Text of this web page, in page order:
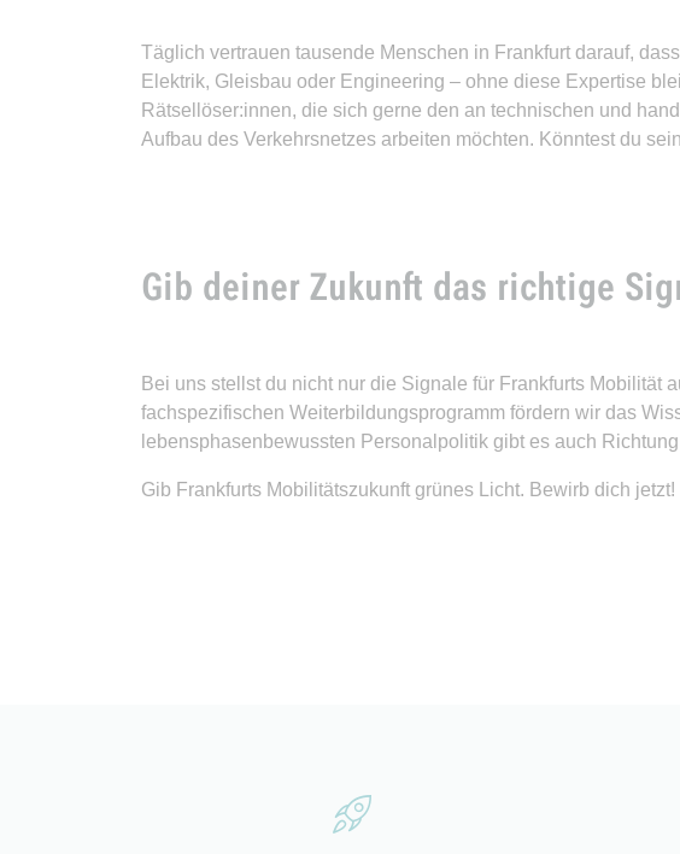
Täglich vertrauen tausende Menschen in Frankfurt darauf,
Elektrik, Gleisbau oder Engineering – ohne diese Expertise
Rätsellöser:innen, die sich gerne den an technischen und
Aufbau des Verkehrsnetzes arbeiten möchten. Könntest du
Gib deiner Zukunft das richtige
Bei uns stellst du nicht nur die Signale für Frankfurts Mobilität
fachspezifischen Weiterbildungsprogramm fördern wir das
lebensphasenbewussten Personalpolitik gibt es auch
Gib Frankfurts Mobilitätszukunft grünes Licht. Bewirb dich jetzt!